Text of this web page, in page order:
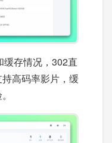
缓存情况，302直
高码率影片，缓